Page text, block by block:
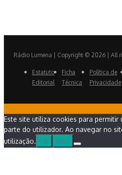
Rádio Lumena | Copyright © 2026 | All
Estatuto
Editorial
Ficha
Técnica
Política de
Privacidade
Este site utiliza cookies para
parte do utilizador. Ao navegar no
utilização. Ok Não